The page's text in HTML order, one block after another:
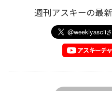
週刊アスキーの最